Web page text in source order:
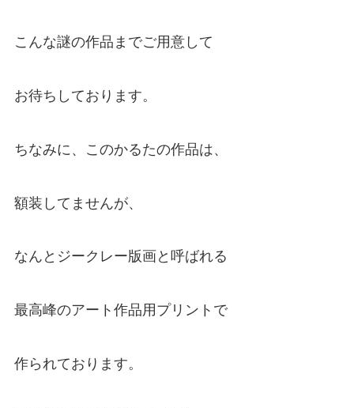
こんな謎の作品までご用意して
お待ちしております。
ちなみに、このかるたの作品は、
額装してませんが、
なんとジークレー版画と呼ばれる
最高峰のアート作品用プリントで
作られております。